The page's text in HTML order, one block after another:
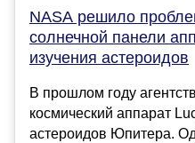
NASA решило
солнечной панели
изучения астероидов
В прошлом году
космический аппарат
астероидов Юпитера.